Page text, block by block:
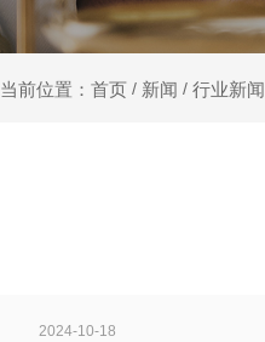
当前位置：首页 / 新闻 / 行业新闻
2024-10-18